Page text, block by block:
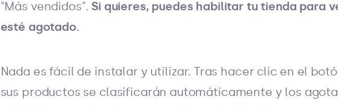
"Más vendidos".Si quieres, puedes habilitar tu tienda para
esté agotado.
Nada es fácil de instalar y utilizar. Tras hacer clic en el
sus productos se clasificarán automáticamente y los